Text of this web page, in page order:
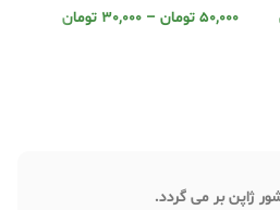
50,000 تومان –
30,000 تومان
ژاپن بر می گردد.